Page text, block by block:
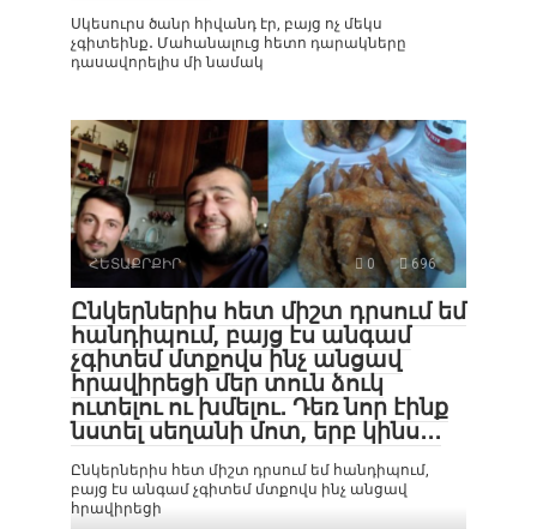
Սկեսուրս ծանր հիվանդ էր, բայց ոչ մեկս
չգիտեինք․ Մահանալուց հետո դարակները
դասավորելիս մի նամակ
ՀԵՏԱՔՐՔԻՐ 0 696
Ընկերներիս հետ միշտ դրսում եմ
հանդիպում, բայց էս անգամ
չգիտեմ մտքովս ինչ անցավ
հրավիրեցի մեր տուն ձուկ
ուտելու ու խմելու․ Դեռ նոր էինք
նստել սեղանի մոտ, երբ կինս․․․
Ընկերներիս հետ միշտ դրսում եմ հանդիպում,
բայց էս անգամ չգիտեմ մտքովս ինչ անցավ
հրավիրեցի